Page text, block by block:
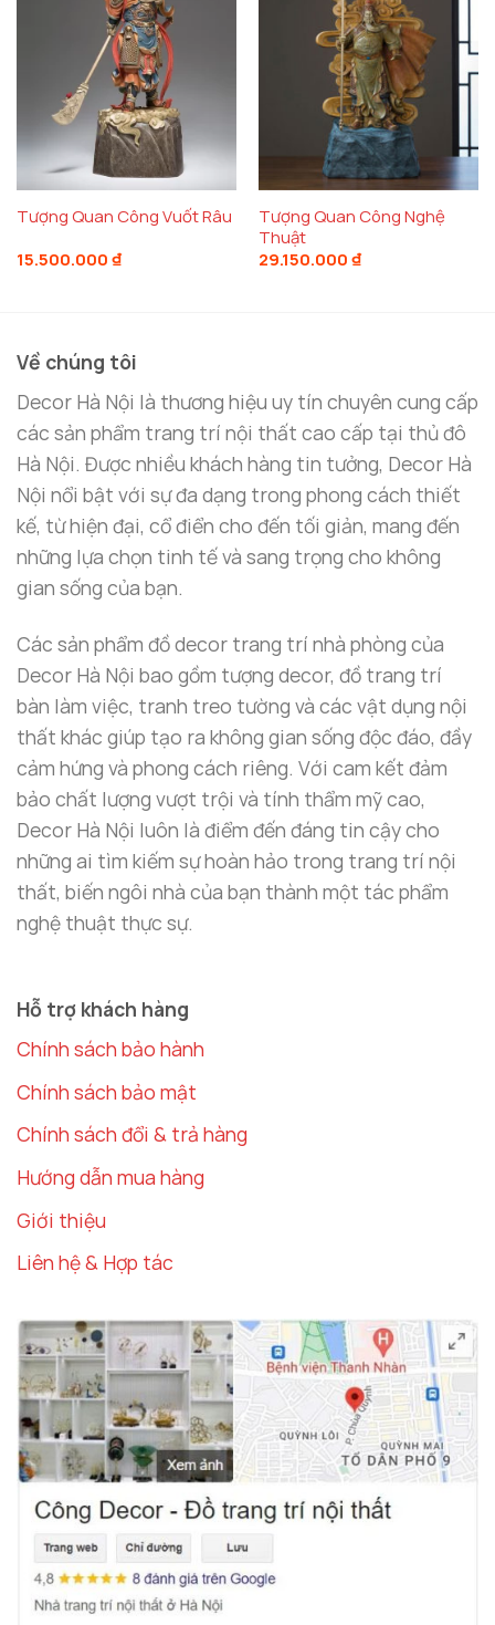
Tượng Quan Công Vuốt Râu
15.500.000 ₫
Tượng Quan Công Nghệ
Thuật
29.150.000 ₫
Về chúng tôi
Decor Hà Nội là thương hiệu uy tín chuyên cung cấp
các sản phẩm trang trí nội thất cao cấp tại thủ đô
Hà Nội. Được nhiều khách hàng tin tưởng, Decor Hà
Nội nổi bật với sự đa dạng trong phong cách thiết
kế, từ hiện đại, cổ điển cho đến tối giản, mang đến
những lựa chọn tinh tế và sang trọng cho không
gian sống của bạn.
Các sản phẩm đồ decor trang trí nhà phòng của
Decor Hà Nội bao gồm tượng decor, đồ trang trí
bàn làm việc, tranh treo tường và các vật dụng nội
thất khác giúp tạo ra không gian sống độc đáo, đầy
cảm hứng và phong cách riêng. Với cam kết đảm
bảo chất lượng vượt trội và tính thẩm mỹ cao,
Decor Hà Nội luôn là điểm đến đáng tin cậy cho
những ai tìm kiếm sự hoàn hảo trong trang trí nội
thất, biến ngôi nhà của bạn thành một tác phẩm
nghệ thuật thực sự.
Hỗ trợ khách hàng
Chính sách bảo hành
Chính sách bảo mật
Chính sách đổi & trả hàng
Hướng dẫn mua hàng
Giới thiệu
Liên hệ & Hợp tác